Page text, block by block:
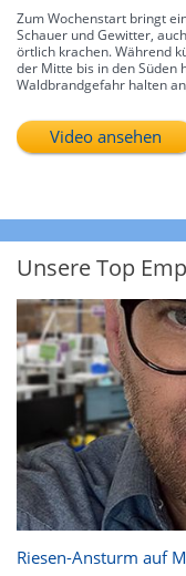
Zum Wochenstart bringt
Schauer und Gewitter,
örtlich krachen. Während
der Mitte bis in den Süden
Waldbrandgefahr halten
Video ansehen
Unsere Top
Riesen-Ansturm auf